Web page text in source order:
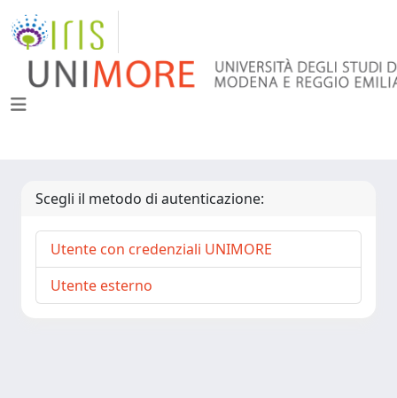
Scegli il metodo di autenticazione:
Utente con credenziali UNIMORE
Utente esterno